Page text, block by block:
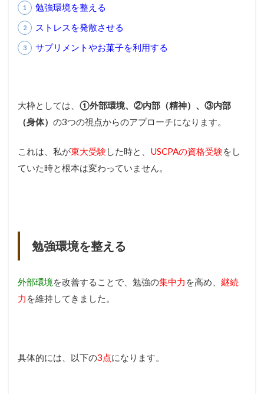
勉強環境を整える
ストレスを発散させる
サプリメントやお菓子を利用する
大枠としては、 ①外部環境、②内部（精神）、③内部
（身体） の3つの視点からのアプローチになります。
これは、私が東大受験 した時と、 USCPAの資格受験をし
ていた時と根本は変わっていません。
勉強環境を整える
外部環境を改善することで、勉強の集中力 を高め、 継続
力 を維持してきました。
具体的には、以下の3点になります。